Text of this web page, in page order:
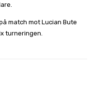
match mot Lucian Bute
turneringen.